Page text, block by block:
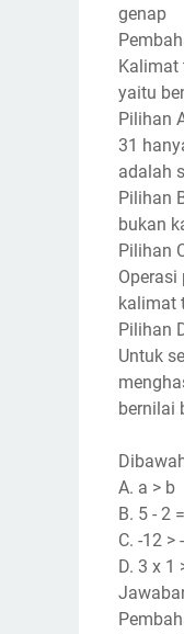
genap
Kalimat
yaitu
Pilihan
31
adalah
Pilihan
bukan
Pilihan
kalimat
Pilihan
Untuk
bernilai
A. a > b
B. 5 - 2
C. -12 >
D. 3 x 1